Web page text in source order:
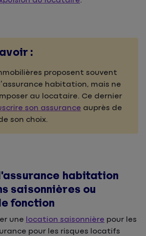
:
proposent souvent
habitation, mais ne
au locataire. Ce dernier
son assurance auprès de
son choix.
habitation
saisonnières ou
fonction
une location saisonnière pour les
pour les risques locatifs